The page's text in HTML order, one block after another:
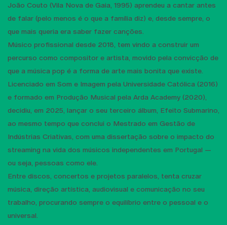
João Couto (Vila Nova de Gaia, 1995) aprendeu a cantar antes
de falar (pelo menos é o que a família diz) e, desde sempre, o
que mais queria era saber fazer canções.
Músico profissional desde 2018, tem vindo a construir um
percurso como compositor e artista, movido pela convicção de
que a música pop é a forma de arte mais bonita que existe.
Licenciado em Som e Imagem pela Universidade Católica (2016)
e formado em Produção Musical pela Arda Academy (2020),
decidiu, em 2025, lançar o seu terceiro álbum, Efeito Submarino,
ao mesmo tempo que conclui o Mestrado em Gestão de
Indústrias Criativas, com uma dissertação sobre o impacto do
streaming na vida dos músicos independentes em Portugal —
ou seja, pessoas como ele.
Entre discos, concertos e projetos paralelos, tenta cruzar
música, direção artística, audiovisual e comunicação no seu
trabalho, procurando sempre o equilíbrio entre o pessoal e o
universal.